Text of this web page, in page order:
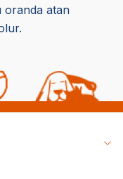
oranda atan